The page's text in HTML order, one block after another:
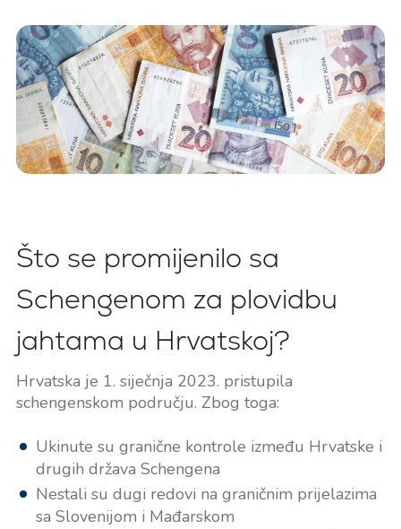
Što se promijenilo sa
Schengenom za plovidbu
jahtama u Hrvatskoj?
Hrvatska je 1. siječnja 2023. pristupila
schengenskom području. Zbog toga:
Ukinute su granične kontrole između Hrvatske i
drugih država Schengena
Nestali su dugi redovi na graničnim prijelazima
sa Slovenijom i Mađarskom